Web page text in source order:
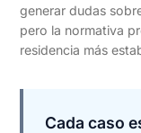
generar dudas
pero la normativa
residencia más
Cada caso